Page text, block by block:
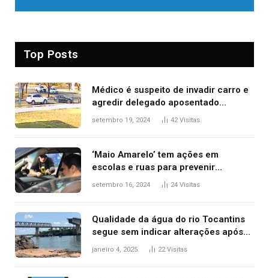
Top Posts
Médico é suspeito de invadir carro e
agredir delegado aposentado
durante confusão no trânsito
setembro 19, 2024 42Visitas
‘Maio Amarelo’ tem ações em
escolas e ruas para prevenir
acidentes no trânsito no AP
setembro 16, 2024 24 Visitas
Qualidade da água do rio Tocantins
segue sem indicar alterações após
desabamento da ponte entre MA e
janeiro 4, 2025 22Visitas